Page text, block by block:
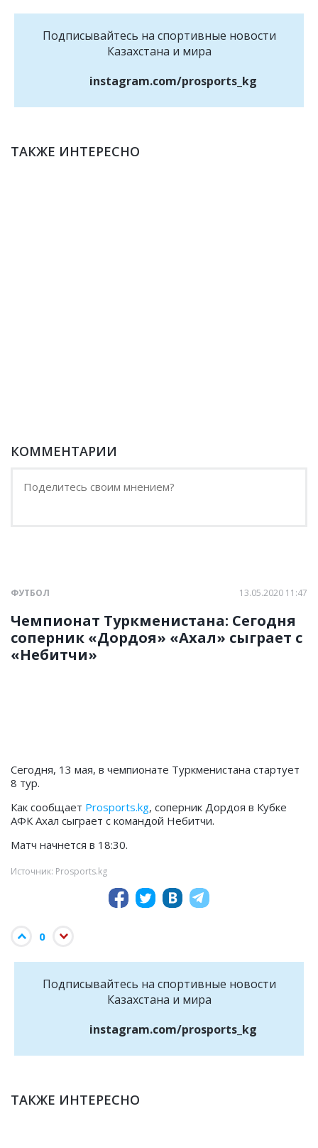
Подписывайтесь на cпортивные новости
Казахстана и мира
instagram.com/prosports_kg
ТАКЖЕ ИНТЕРЕСНО
КОММЕНТАРИИ
ФУТБОЛ 13.05.2020 11:47
Чемпионат Туркменистана: Сегодня
соперник «Дордоя» «Ахал» сыграет с
«Небитчи»
Сегодня, 13 мая, в чемпионате Туркменистана стартует
8 тур.
Как сообщает Prosports.kg, соперник Дордоя в Кубке
АФК Ахал сыграет с командой Небитчи.
Матч начнется в 18:30.
Источник: Prosports.kg
0
Подписывайтесь на cпортивные новости
Казахстана и мира
instagram.com/prosports_kg
ТАКЖЕ ИНТЕРЕСНО